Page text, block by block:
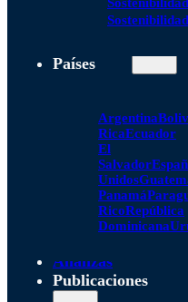
Sostenibilidad
Países
Argentina
RicaEcuador
El
Salvador
Unidos
Panamá
RicoRepública
Dominicana
Alianzas
Publicaciones